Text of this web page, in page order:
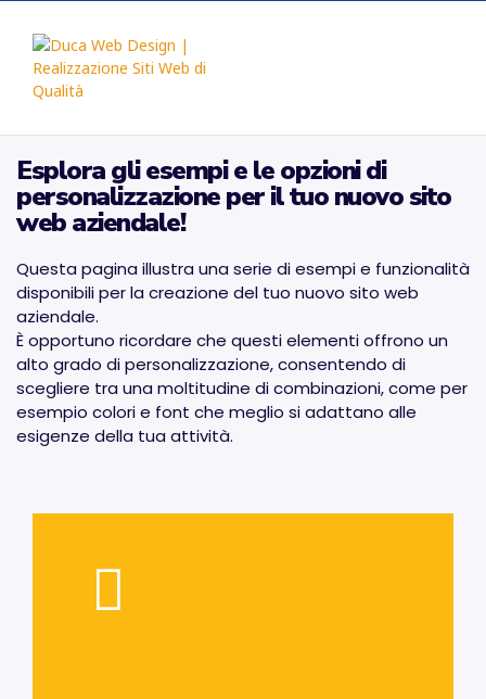
Esplora gli esempi e le opzioni di
personalizzazione per il tuo nuovo sito
web aziendale!
Questa pagina illustra una serie di esempi e funzionalità
disponibili per la creazione del tuo nuovo sito web
aziendale.
È opportuno ricordare che questi elementi offrono un
alto grado di personalizzazione, consentendo di
scegliere tra una moltitudine di combinazioni, come per
esempio colori e font che meglio si adattano alle
esigenze della tua attività.